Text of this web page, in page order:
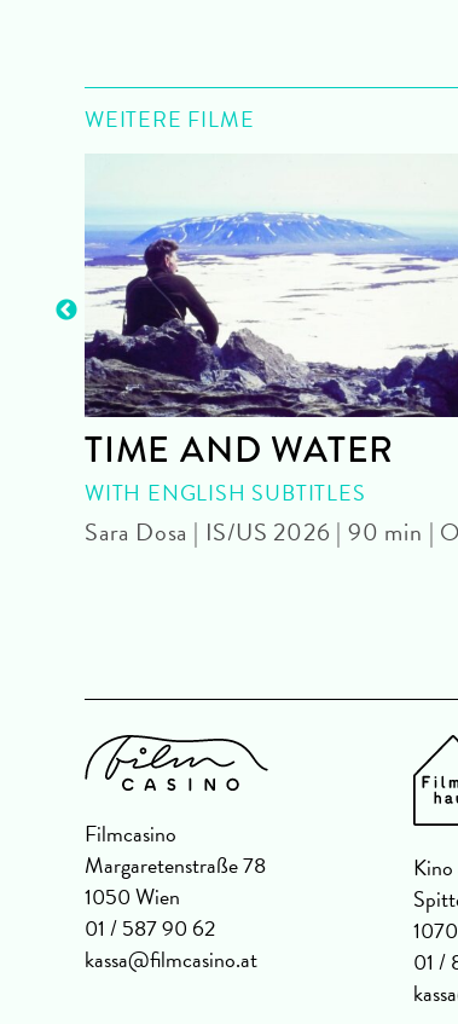
WEITERE FILME
TIME AND WATER
WITH ENGLISH SUBTITLES
Sara Dosa | IS/US 2026 | 90 min |
Filmcasino
Margaretenstraße 78
1050 Wien
01 / 587 90 62
kassa@filmcasino.at
01 /